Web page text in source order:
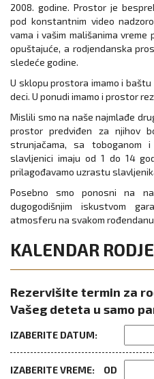
2008. godine. Prostor je
pod konstantnim video
vama i vašim mališanima
opuštajuće, a rodjendanska
sledeće godine.
U sklopu prostora imamo i
deci. U ponudi imamo i prostor
Mislili smo na naše najmlađe
prostor predviđen za njihov
strunjačama, sa toboganom
slavljenici imaju od 1 do 14
prilagođavamo uzrastu
Posebno smo ponosni na
dugogodišnjim iskustvom
atmosferu na svakom
KALENDAR
Rezervišite termin za
Vašeg deteta u samo
IZABERITE DATUM:
IZABERITE VREME: OD